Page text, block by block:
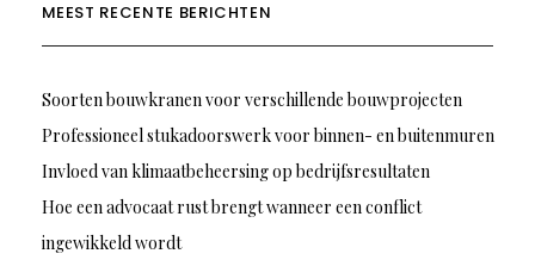
MEEST RECENTE BERICHTEN
Soorten bouwkranen voor verschillende bouwprojecten
Professioneel stukadoorswerk voor binnen- en buitenmuren
Invloed van klimaatbeheersing op bedrijfsresultaten
Hoe een advocaat rust brengt wanneer een conflict
ingewikkeld wordt